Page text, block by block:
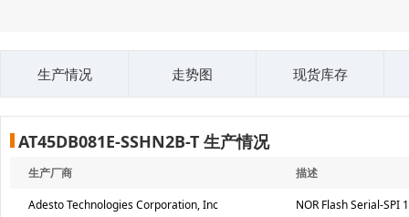
生产情况 走势图 现货库存
AT45DB081E-SSHN2B-T 生产情况
生产厂商 描述
Adesto Technologies Corporation, Inc NOR Flash Serial-SPI